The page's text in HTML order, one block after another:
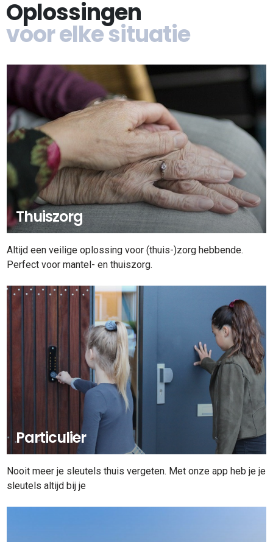
Oplossingen
voor elke situatie
Thuiszorg
Altijd een veilige oplossing voor (thuis-)zorg hebbende.
Perfect voor mantel- en thuiszorg.
Particulier
Nooit meer je sleutels thuis vergeten. Met onze app heb je je
sleutels altijd bij je